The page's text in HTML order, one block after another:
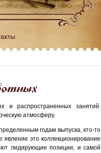
и распространенных занятий.
атмосферу.
годам выпуска, кто-то
это коллекционирование
лидирующие позиции, и самой